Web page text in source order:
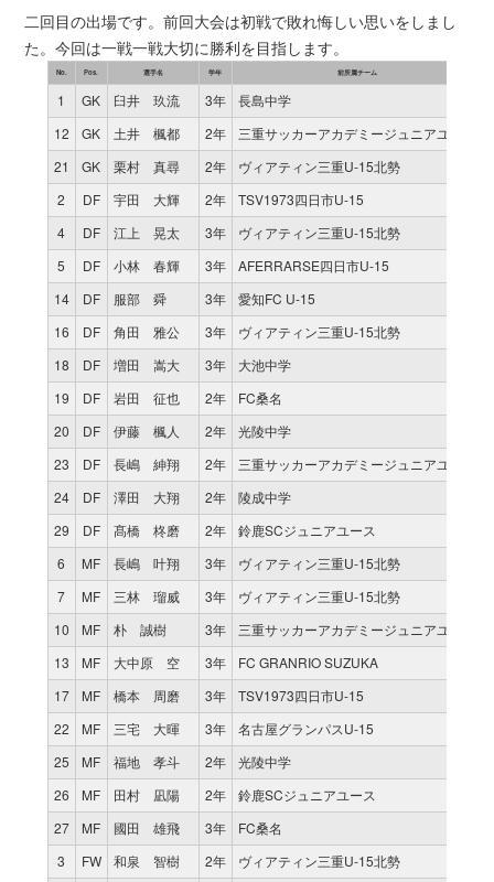
二回目の出場です。前回大会は初戦で敗れ悔しい思いをしまし
た。今回は一戦一戦大切に勝利を目指します。
No. Pos. 選手名 学年 前所属チーム
1 GK 臼井 玖流 3年 長島中学
12
GK 土井 楓都 2年 三重サッカーアカデミージュニアユース
21
GK 栗村 真尋 2年 ヴィアティン三重U-15北勢
2
DF 宇田 大輝 2年 TSV1973四日市U-15
4
DF 江上 晃太 3年 ヴィアティン三重U-15北勢
5
DF 小林 春輝 3年 AFERRARSE四日市U-15
14
DF 服部 舜 3年 愛知FC U-15
16
DF 角田 雅公 3年 ヴィアティン三重U-15北勢
18
DF 増田 嵩大 3年 大池中学
19
DF 岩田 征也 2年 FC桑名
20
DF 伊藤 楓人 2年 光陵中学
23
DF 長嶋 紳翔 2年 三重サッカーアカデミージュニアユース
24
DF 澤田 大翔 2年 陵成中学
29
DF 髙橋 柊磨 2年 鈴鹿SCジュニアユース
6
MF 長嶋 叶翔 3年 ヴィアティン三重U-15北勢
7
MF 三林 瑠威 3年 ヴィアティン三重U-15北勢
10
MF 朴 誠樹 3年 三重サッカーアカデミージュニアユース
13
MF 大中原 空 3年 FC GRANRIO SUZUKA
17
MF 橋本 周磨 3年 TSV1973四日市U-15
22
MF 三宅 大暉 3年 名古屋グランパスU-15
25
MF 福地 孝斗 2年 光陵中学
26
MF 田村 凪陽 2年 鈴鹿SCジュニアユース
27
MF 國田 雄飛 3年 FC桑名
3
FW 和泉 智樹 2年 ヴィアティン三重U-15北勢